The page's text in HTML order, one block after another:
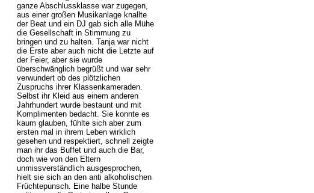
ganze Abschlussklasse war zugegen,
aus einer großen Musikanlage knallte
der Beat und ein DJ gab sich alle Mühe
die Gesellschaft in Stimmung zu
bringen und zu halten. Tanja war nicht
die Erste aber auch nicht die Letzte auf
der Feier, aber sie wurde
überschwänglich begrüßt und war sehr
verwundert ob des plötzlichen
Zuspruchs ihrer Klassenkameraden.
Selbst ihr Kleid aus einem anderen
Jahrhundert wurde bestaunt und mit
Komplimenten bedacht. Sie konnte es
kaum glauben, fühlte sich aber zum
ersten mal in ihrem Leben wirklich
gesehen und respektiert, schnell zeigte
man ihr das Buffet und auch die Bar,
doch wie von den Eltern
unmissverständlich ausgesprochen,
hielt sie sich an den anti alkoholischen
Früchtepunsch. Eine halbe Stunde